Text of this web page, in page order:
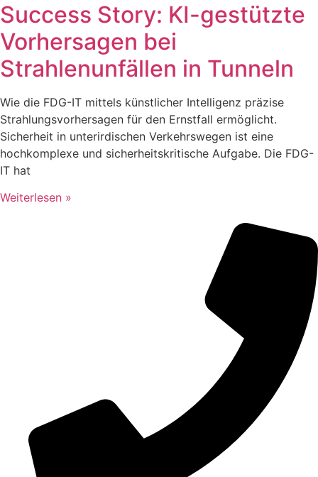
Success Story: KI-gestützte
Vorhersagen bei
Strahlenunfällen in Tunneln
Wie die FDG-IT mittels künstlicher Intelligenz präzise
Strahlungsvorhersagen für den Ernstfall ermöglicht.
Sicherheit in unterirdischen Verkehrswegen ist eine
hochkomplexe und sicherheitskritische Aufgabe. Die FDG-
IT hat
Weiterlesen »